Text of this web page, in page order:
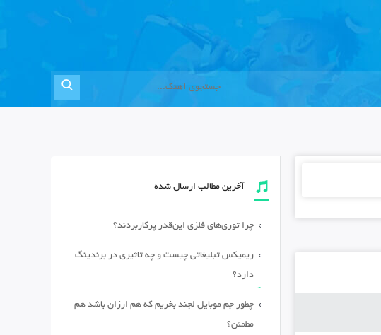
آخرین مطالب ارسال شده
چرا توری‌های فلزی این‌قدر پرکاربردند؟
ریمیکس تبلیغاتی چیست و چه تاثیری در برندینگ
دارد؟
چطور جم موبایل لجند بخریم که هم ارزان باشد هم
مطمئن؟